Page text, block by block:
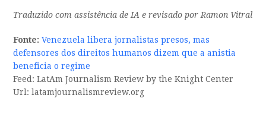
Traduzido com assistência de IA e revisado por Ramon Vitral
Fonte: Venezuela libera jornalistas presos, mas
defensores dos direitos humanos dizem que a anistia
beneficia o regime
Feed: LatAm Journalism Review by the Knight Center
Url: latamjournalismreview.org